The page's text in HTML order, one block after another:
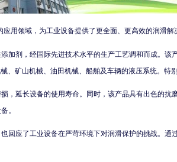
用领域，为工业设备提供了更全面、更高效的润滑解
加剂，经国际先进技术水平的生产工艺调和而成。
、矿山机械、油田机械、船舶及车辆的液压系统。特
，延长设备的使用寿命。同时，该产品具有出色的
。
应了工业设备在严苛环境下对润滑保护的挑战。